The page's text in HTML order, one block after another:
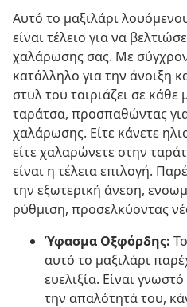
Αυτό το μαξιλάρι
είναι τέλειο για να
χαλάρωσης σας. Με
κατάλληλο για την άνοιξη
στυλ του ταιριάζει σε
ταράτσα, προσπαθώντας
χαλάρωσης. Είτε κάνετε
είτε χαλαρώνετε στην
είναι η τέλεια επιλογή.
την εξωτερική άνεση,
ρύθμιση, προσελκύοντας
Ύφασμα Οξφόρδης:
αυτό το μαξιλάρι
ευελιξία. Είναι
την απαλότητά του,